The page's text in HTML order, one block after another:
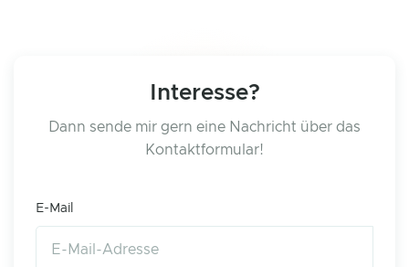
Interesse?
Dann sende mir gern eine Nachricht über das
Kontaktformular!
E-Mail